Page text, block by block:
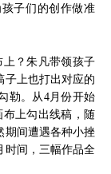
子们的创作做准
？朱凡带领孩子
子上也打出对应的
勒。从4月份开始
布上勾出线稿，随
期间遭遇各种小挫
时间，三幅作品全